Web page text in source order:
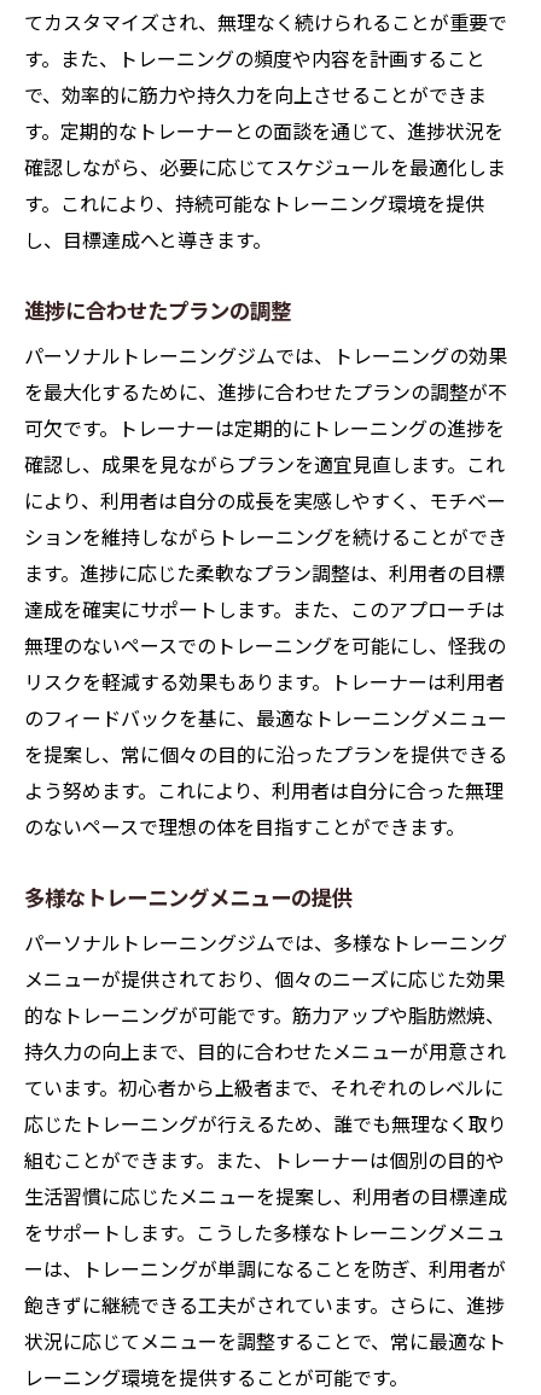
てカスタマイズされ、無理なく続けられることが重要で
す。また、トレーニングの頻度や内容を計画すること
で、効率的に筋力や持久力を向上させることができま
す。定期的なトレーナーとの面談を通じて、進捗状況を
確認しながら、必要に応じてスケジュールを最適化しま
す。これにより、持続可能なトレーニング環境を提供
し、目標達成へと導きます。
進捗に合わせたプランの調整
パーソナルトレーニングジムでは、トレーニングの効果
を最大化するために、進捗に合わせたプランの調整が不
可欠です。トレーナーは定期的にトレーニングの進捗を
確認し、成果を見ながらプランを適宜見直します。これ
により、利用者は自分の成長を実感しやすく、モチベー
ションを維持しながらトレーニングを続けることができ
ます。進捗に応じた柔軟なプラン調整は、利用者の目標
達成を確実にサポートします。また、このアプローチは
無理のないペースでのトレーニングを可能にし、怪我の
リスクを軽減する効果もあります。トレーナーは利用者
のフィードバックを基に、最適なトレーニングメニュー
を提案し、常に個々の目的に沿ったプランを提供できる
よう努めます。これにより、利用者は自分に合った無理
のないペースで理想の体を目指すことができます。
多様なトレーニングメニューの提供
パーソナルトレーニングジムでは、多様なトレーニング
メニューが提供されており、個々のニーズに応じた効果
的なトレーニングが可能です。筋力アップや脂肪燃焼、
持久力の向上まで、目的に合わせたメニューが用意され
ています。初心者から上級者まで、それぞれのレベルに
応じたトレーニングが行えるため、誰でも無理なく取り
組むことができます。また、トレーナーは個別の目的や
生活習慣に応じたメニューを提案し、利用者の目標達成
をサポートします。こうした多様なトレーニングメニュ
ーは、トレーニングが単調になることを防ぎ、利用者が
飽きずに継続できる工夫がされています。さらに、進捗
状況に応じてメニューを調整することで、常に最適なト
レーニング環境を提供することが可能です。